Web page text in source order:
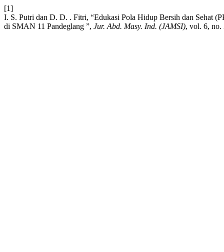
[1]
I. S. Putri dan D. D. . Fitri, “Edukasi Pola Hidup Bersih dan Sehat
di SMAN 11 Pandeglang ”, Jur. Abd. Masy. Ind. (JAMSI), vol. 6, no.